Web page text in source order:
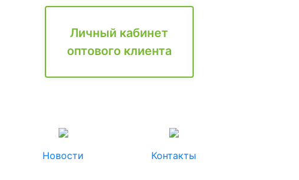
Личный кабинет
оптового клиента
Новости Контакты